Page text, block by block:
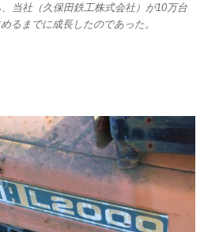
当社（久保田鉄工株式会社）が10万台
るまでに成長したのであった。